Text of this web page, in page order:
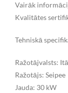
Vairāk
Kvalitātes
Tehniskā
Ražotājvalsts:
Ražotājs: Seipee
Jauda: 30 kW